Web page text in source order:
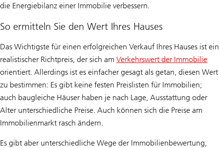
die Energiebilanz einer Immobilie verbessern.
So ermitteln Sie den Wert Ihres Hauses
Das Wichtigste für einen erfolgreichen Verkauf Ihres Hauses ist ein
realistischer Richtpreis, der sich am Verkehrswert der Immobilie
orientiert. Allerdings ist es einfacher gesagt als getan, diesen Wert
zu bestimmen: Es gibt keine festen Preislisten für Immobilien;
auch baugleiche Häuser haben je nach Lage, Ausstattung oder
Alter unterschiedliche Preise. Auch können sich die Preise am
Immobilienmarkt rasch ändern.
Es gibt aber unterschiedliche Wege der Immobilienbewertung,